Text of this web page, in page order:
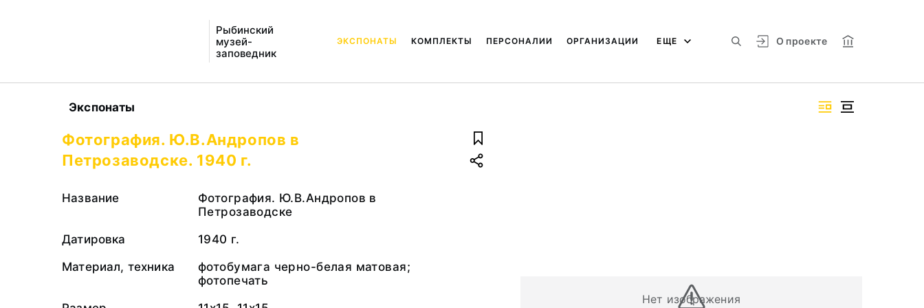
Рыбинский
музей-
заповедник
О проекте
ЭКСПОНАТЫ КОМПЛЕКТЫ ПЕРСОНАЛИИ ОРГАНИЗАЦИИ ЕЩЕ
Экспонаты
Нет изображения
Фотография. Ю.В.Андропов в
Петрозаводске. 1940 г.
Название
Фотография. Ю.В.Андропов в
Петрозаводске
Датировка
1940 г.
Материал, техника
фотобумага черно-белая матовая;
фотопечать